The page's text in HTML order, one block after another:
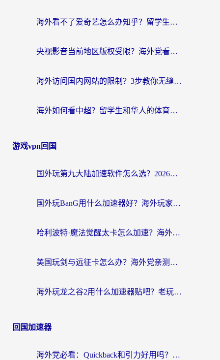
海外看不了爱奇艺怎么办知乎？留学生亲测有效的回国加速方案
央视影音当前地区版权受限？海外党看国内剧、追电视台的终极解决方案
海外访问国内网站的限制？3步教你无缝解锁国内资源（附实测最优工具）
海外如何看中超？留学生和华人的体育赛事观看终极指南（附欧洲杯奥运会观看技巧）
游戏vpn回国
国外玩第九大陆加速软件怎么选？2026终极指南帮你告别延迟卡顿
国外玩BanG用什么加速器好？海外玩家亲测的国服游戏加速终极方案
哈利波特·魔法觉醒太卡怎么加速？海外党亲测有效的国服游戏加速指南
美国玩剑与远征卡怎么办？海外党亲测有效的国服游戏加速指南
海外玩龙之谷2用什么加速器贴吧？老玩家实测推荐，附新加坡猎魂觉醒国外剑与远征加速攻略
回国加速器
海外党必看：Quickback和引力好用吗？3分钟搞懂回国加速器怎么选